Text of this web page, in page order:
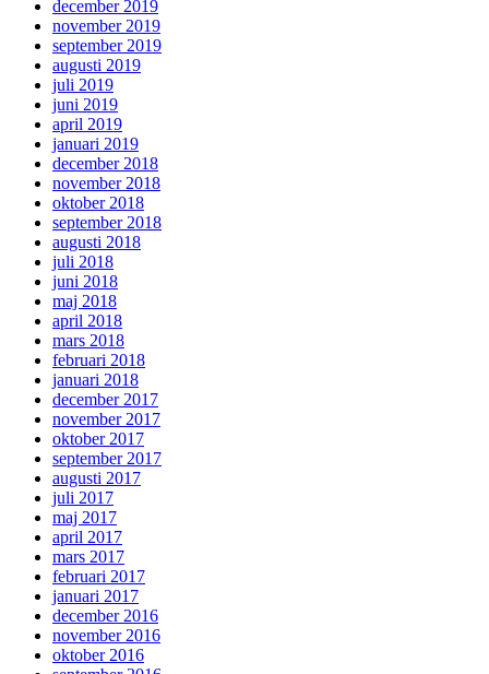
december 2019
november 2019
september 2019
augusti 2019
juli 2019
juni 2019
april 2019
januari 2019
december 2018
november 2018
oktober 2018
september 2018
augusti 2018
juli 2018
juni 2018
maj 2018
april 2018
mars 2018
februari 2018
januari 2018
december 2017
november 2017
oktober 2017
september 2017
augusti 2017
juli 2017
maj 2017
april 2017
mars 2017
februari 2017
januari 2017
december 2016
november 2016
oktober 2016